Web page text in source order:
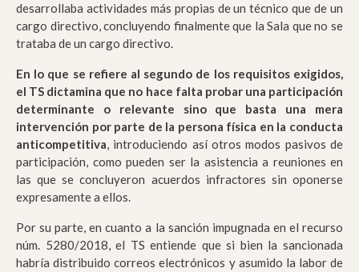
desarrollaba actividades más propias de un técnico que de un
cargo directivo, concluyendo finalmente que la Sala que no se
trataba de un cargo directivo.
En lo que se refiere al segundo de los requisitos exigidos,
el TS dictamina que no hace falta probar una participación
determinante o relevante sino que basta una mera
intervención por parte de la persona física en la conducta
anticompetitiva, introduciendo así otros modos pasivos de
participación, como pueden ser la asistencia a reuniones en
las que se concluyeron acuerdos infractores sin oponerse
expresamente a ellos.
Por su parte, en cuanto a la sanción impugnada en el recurso
núm. 5280/2018, el TS entiende que si bien la sancionada
habría distribuido correos electrónicos y asumido la labor de